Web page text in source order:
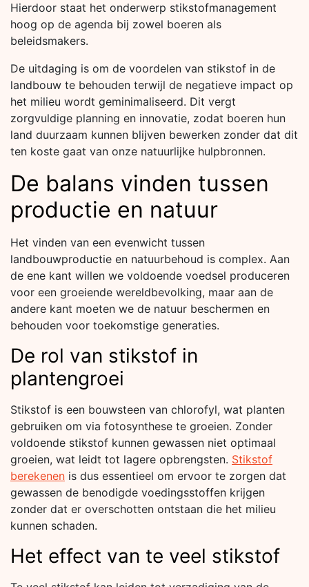
Hierdoor staat het onderwerp stikstofmanagement
hoog op de agenda bij zowel boeren als
beleidsmakers.
De uitdaging is om de voordelen van stikstof in de
landbouw te behouden terwijl de negatieve impact op
het milieu wordt geminimaliseerd. Dit vergt
zorgvuldige planning en innovatie, zodat boeren hun
land duurzaam kunnen blijven bewerken zonder dat dit
ten koste gaat van onze natuurlijke hulpbronnen.
De balans vinden tussen
productie en natuur
Het vinden van een evenwicht tussen
landbouwproductie en natuurbehoud is complex. Aan
de ene kant willen we voldoende voedsel produceren
voor een groeiende wereldbevolking, maar aan de
andere kant moeten we de natuur beschermen en
behouden voor toekomstige generaties.
De rol van stikstof in
plantengroei
Stikstof is een bouwsteen van chlorofyl, wat planten
gebruiken om via fotosynthese te groeien. Zonder
voldoende stikstof kunnen gewassen niet optimaal
groeien, wat leidt tot lagere opbrengsten. Stikstof
berekenen is dus essentieel om ervoor te zorgen dat
gewassen de benodigde voedingsstoffen krijgen
zonder dat er overschotten ontstaan die het milieu
kunnen schaden.
Het effect van te veel stikstof